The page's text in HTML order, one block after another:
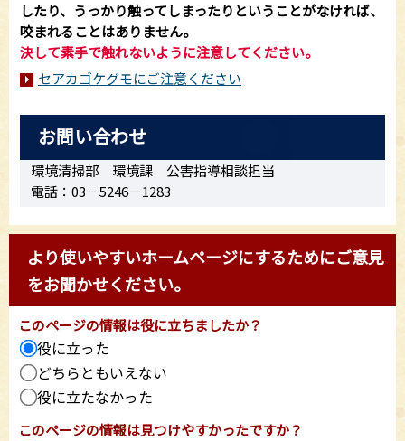
したり、うっかり触ってしまったりということがなければ、
咬まれることはありません。
決して素手で触れないように注意してください。
セアカゴケグモにご注意ください
お問い合わせ
環境清掃部 環境課 公害指導相談担当
電話：03－5246－1283
より使いやすいホームページにするためにご意見
をお聞かせください。
このページの情報は役に立ちましたか？
役に立った
どちらともいえない
役に立たなかった
このページの情報は見つけやすかったですか？